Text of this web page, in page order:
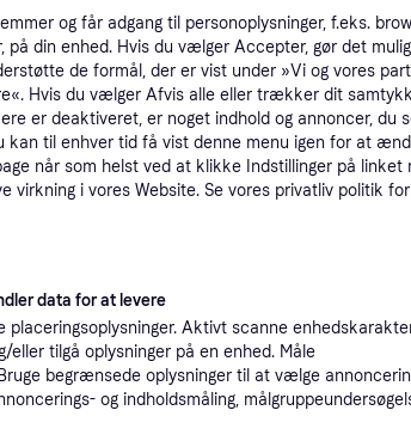
Philips Hue Festavia LED-lyskæde, CCT RGB 40 m Festavia, dæmpbar, Sort, Plast, Moderne Fri fragt
Eller
Laveste pris·Fri fragt, 1 dag
Eller
og får adgang til personoplysninger, f.eks.
på din enhed. Hvis du vælger Accepter, gør det
de formål, der er vist under »Vi og vores
Hvis du vælger Afvis alle eller trækker dit
er deaktiveret, er noget indhold og annoncer, du
kan til enhver tid få vist denne menu igen for at
når som helst ved at klikke Indstillinger på linket
virkning i vores Website. Se vores privatliv politik
data for at levere
placeringsoplysninger. Aktivt scanne
eller tilgå oplysninger på en enhed. Måle
begrænsede oplysninger til at vælge
og indholdsmåling,